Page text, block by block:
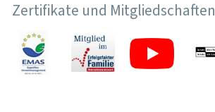
Zertifikate und Mitgliedschaften